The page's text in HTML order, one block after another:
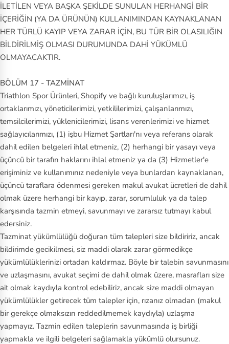
İLETİLEN VEYA BAŞKA ŞEKİLDE SUNULAN HERHANGİ BİR
İÇERİĞİN (YA DA ÜRÜNÜN) KULLANIMINDAN KAYNAKLANAN
HER TÜRLÜ KAYIP VEYA ZARAR İÇİN, BU TÜR BİR OLASILIĞIN
BİLDİRİLMİŞ OLMASI DURUMUNDA DAHİ YÜKÜMLÜ
OLMAYACAKTIR.
BÖLÜM 17 - TAZMİNAT
Triathlon Spor Ürünleri, Shopify ve bağlı kuruluşlarımızı, iş
ortaklarımızı, yöneticilerimizi, yetkililerimizi, çalışanlarımızı,
temsilcilerimizi, yüklenicilerimizi, lisans verenlerimizi ve hizmet
sağlayıcılarımızı, (1) işbu Hizmet Şartları'nı veya referans olarak
dahil edilen belgeleri ihlal etmeniz, (2) herhangi bir yasayı veya
üçüncü bir tarafın haklarını ihlal etmeniz ya da (3) Hizmetler'e
erişiminiz ve kullanımınız nedeniyle veya bunlardan kaynaklanan,
üçüncü taraflara ödenmesi gereken makul avukat ücretleri de dahil
olmak üzere herhangi bir kayıp, zarar, sorumluluk ya da talep
karşısında tazmin etmeyi, savunmayı ve zararsız tutmayı kabul
edersiniz.
Tazminat yükümlülüğü doğuran tüm talepleri size bildiririz, ancak
bildirimde gecikilmesi, siz maddi olarak zarar görmedikçe
yükümlülüklerinizi ortadan kaldırmaz. Böyle bir talebin savunmasını
ve uzlaşmasını, avukat seçimi de dahil olmak üzere, masrafları size
ait olmak kaydıyla kontrol edebiliriz, ancak size maddi olmayan
yükümlülükler getirecek tüm talepler için, rızanız olmadan (makul
bir gerekçe olmaksızın reddedilmemek kaydıyla) uzlaşma
yapmayız. Tazmin edilen taleplerin savunmasında iş birliği
yapmakla ve ilgili belgeleri sağlamakla yükümlü olursunuz.